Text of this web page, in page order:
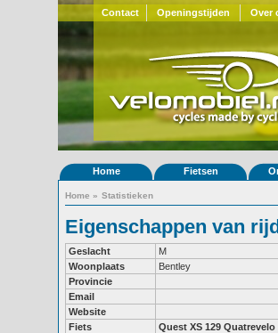
Contact Openingstijden Over
Home Fietsen
Home » Statistieken
Eigenschappen van
Geslacht
M
Woonplaats
Bentley
Provincie
Email
Website
Fiets
Quest XS 129 Quatrevelo